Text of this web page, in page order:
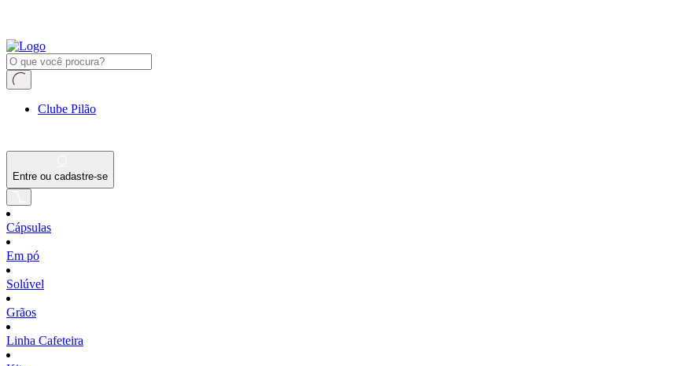
Clube Pilão
Entre ou cadastre-se
Cápsulas
Em pó
Solúvel
Grãos
Linha Cafeteira